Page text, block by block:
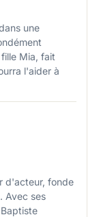
une
Mia, fait
l'aider à
d'acteur, fonde
Avec ses